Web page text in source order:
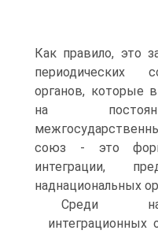
Как правило, это
периодических
органов, которые
на
союз - это
интеграции,
наднациональных
Среди
интеграционных